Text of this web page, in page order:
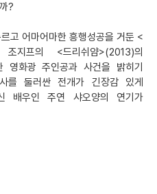
?
고 어마어마한 흥행성공을 거둔 <
지프의 <드리쉬얌>(2013)의
영화광 주인공과 사건을 밝히기
를 둘러싼 전개가 긴장감 있게
배우인 주연 샤오양의 연기가